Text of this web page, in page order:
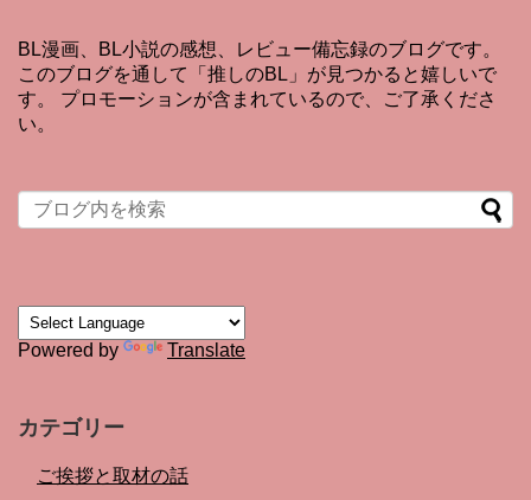
BL漫画、BL小説の感想、レビュー備忘録のブログです。
このブログを通して「推しのBL」が見つかると嬉しいで
す。 プロモーションが含まれているので、ご了承くださ
い。
Powered by Translate
カテゴリー
ご挨拶と取材の話